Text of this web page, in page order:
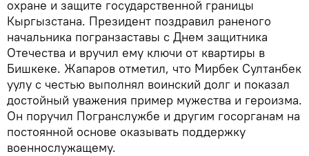
охране и защите государственной границы
Кыргызстана. Президент поздравил раненого
начальника погранзаставы с Днем защитника
Отечества и вручил ему ключи от квартиры в
Бишкеке. Жапаров отметил, что Мирбек Султанбек
уулу с честью выполнял воинский долг и показал
достойный уважения пример мужества и героизма.
Он поручил Погранслужбе и другим госорганам на
постоянной основе оказывать поддержку
военнослужащему.